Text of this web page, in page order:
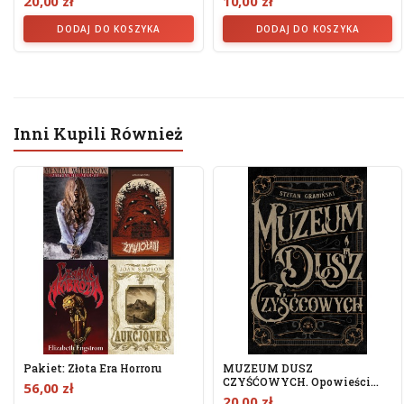
DODAJ DO KOSZYKA DODAJ DO KOSZYKA
Inni Kupili Również
Pakiet: Złota Era Horroru
56,00 zł
MUZEUM DUSZ
CZYŚĆOWYCH. Opowieści
Niesamowite -...